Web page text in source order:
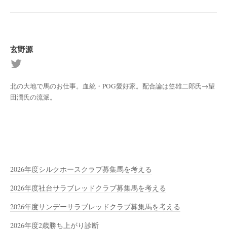
玄野源
北の大地で馬のお仕事。血統・POG愛好家。配合論は笠雄二郎氏→望
田潤氏の流派。
2026年度シルクホースクラブ募集馬を考える
2026年度社台サラブレッドクラブ募集馬を考える
2026年度サンデーサラブレッドクラブ募集馬を考える
2026年度2歳勝ち上がり診断